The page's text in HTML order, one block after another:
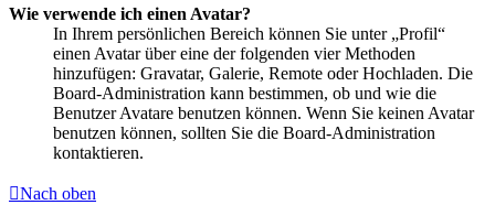
Wie verwende ich einen Avatar?
In Ihrem persönlichen Bereich können Sie unter „Profil“
einen Avatar über eine der folgenden vier Methoden
hinzufügen: Gravatar, Galerie, Remote oder Hochladen. Die
Board-Administration kann bestimmen, ob und wie die
Benutzer Avatare benutzen können. Wenn Sie keinen Avatar
benutzen können, sollten Sie die Board-Administration
kontaktieren.
Nach oben